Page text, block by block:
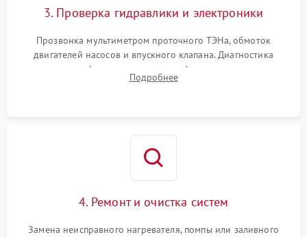
3. Проверка гидравлики и электроники
Прозвонка мультиметром проточного ТЭНа, обмоток
двигателей насосов и впускного клапана. Диагностика
прессостата (датчика уровня воды), датчика мутности,
концевика дверцы и электронного модуля управления.
Подробнее
4. Ремонт и очистка систем
Замена неисправного нагревателя, помпы или заливного